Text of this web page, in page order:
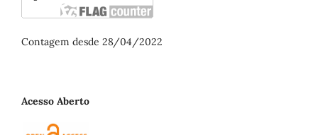
Contagem desde 28/04/2022
Acesso Aberto